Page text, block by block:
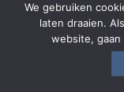
We gebruiken
laten draaien.
website,